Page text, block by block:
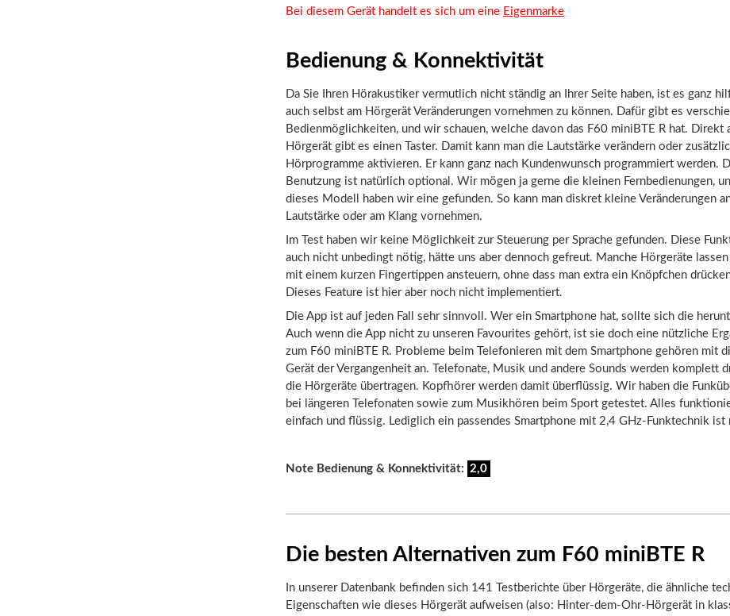
Bei diesem Gerät handelt es sich um eine Eigenmarke
Bedienung & Konnektivität
Da Sie Ihren Hörakustiker vermutlich nicht ständig an Ihrer Seite haben, ist es ganz
auch selbst am Hörgerät Veränderungen vornehmen zu können. Dafür gibt es
Bedienmöglichkeiten, und wir schauen, welche davon das F60 miniBTE R hat. Direkt
Hörgerät gibt es einen Taster. Damit kann man die Lautstärke verändern oder
Hörprogramme aktivieren. Er kann ganz nach Kundenwunsch programmiert werden.
Benutzung ist natürlich optional. Wir mögen ja gerne die kleinen Fernbedienungen,
dieses Modell haben wir eine gefunden. So kann man diskret kleine Veränderungen
Lautstärke oder am Klang vornehmen.
Im Test haben wir keine Möglichkeit zur Steuerung per Sprache gefunden. Diese
auch nicht unbedingt nötig, hätte uns aber dennoch gefreut. Manche Hörgeräte lassen
mit einem kurzen Fingertippen ansteuern, ohne dass man extra ein Knöpfchen
Dieses Feature ist hier aber noch nicht implementiert.
Die App ist auf jeden Fall sehr sinnvoll. Wer ein Smartphone hat, sollte sich die
Auch wenn die App nicht zu unseren Favourites gehört, ist sie doch eine nützliche
zum F60 miniBTE R. Probleme beim Telefonieren mit dem Smartphone gehören mit
Gerät der Vergangenheit an. Telefonate, Musik und andere Sounds werden komplett
die Hörgeräte übertragen. Kopfhörer werden damit überflüssig. Wir haben die
bei längeren Telefonaten sowie zum Musikhören beim Sport getestet. Alles
einfach und flüssig. Lediglich ein passendes Smartphone mit 2,4 GHz-Funktechnik ist
Note Bedienung & Konnektivität: 2,0
Die besten Alternativen zum F60 miniBTE R
In unserer Datenbank befinden sich 141 Testberichte über Hörgeräte, die ähnliche
Eigenschaften wie dieses Hörgerät aufweisen (also: Hinter-dem-Ohr-Hörgerät in